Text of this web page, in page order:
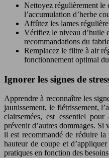
Nettoyez régulièrement le
l’accumulation d’herbe
Affûtez les lames
Vérifiez le niveau d’huile
recommandations du
Remplacez le filtre à air
fonctionnement optimal
Ignorer les signes de
Apprendre à reconnaître les
jaunissement, le flétrissement,
clairsemées, est essentiel
prévenir d’autres dommages. Si
il est recommandé de réduire la
hauteur de coupe et
pratiques en fonction des